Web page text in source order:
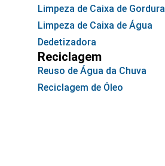
Limpeza de Caixa de Gordura
Limpeza de Caixa de Água
Dedetizadora
Reciclagem
Reuso de Água da Chuva
Reciclagem de Óleo